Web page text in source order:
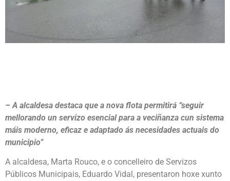
– A alcaldesa destaca que a nova flota permitirá “seguir
mellorando un servizo esencial para a veciñanza cun sistema
máis moderno, eficaz e adaptado ás necesidades actuais do
municipio”
A alcaldesa, Marta Rouco, e o concelleiro de Servizos
Públicos Municipais, Eduardo Vidal, presentaron hoxe xunto